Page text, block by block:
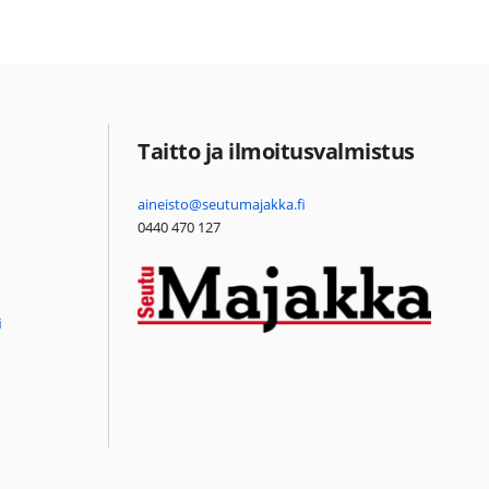
Taitto ja ilmoitusvalmistus
aineisto@seutumajakka.fi
0440 470 127